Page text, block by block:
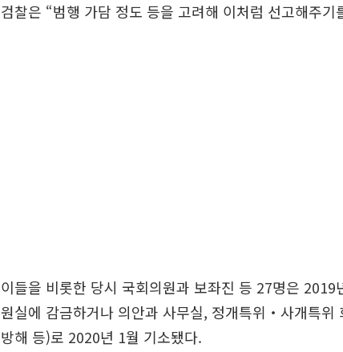
검찰은 “범행 가담 정도 등을 고려해 이처럼 선고해주기
이들을 비롯한 당시 국회의원과 보좌진 등 27명은 2019
원실에 감금하거나 의안과 사무실, 정개특위‧사개특위
방해 등)로 2020년 1월 기소됐다.